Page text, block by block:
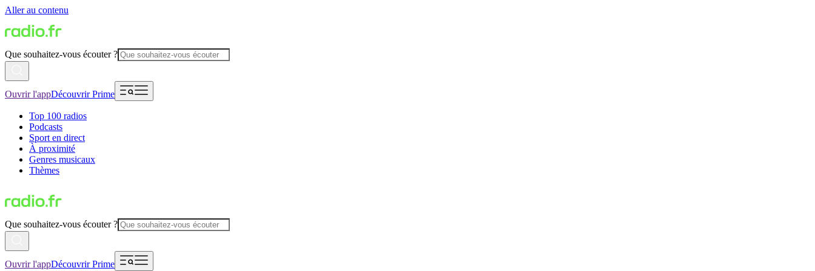
Aller au contenu
Que souhaitez-vous écouter ?
Ouvrir l'appDécouvrir Prime
Top 100 radios
Podcasts
Sport en direct
À proximité
Genres musicaux
Thèmes
Que souhaitez-vous écouter ?
Ouvrir l'appDécouvrir Prime